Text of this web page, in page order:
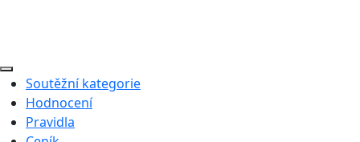
Soutěžní kategorie
Hodnocení
Pravidla